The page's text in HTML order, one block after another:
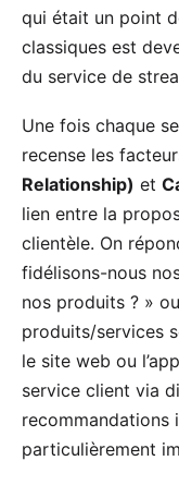
qui était un point
classiques est
du service de
Une fois chaque
recense les
Relationship) et
lien entre la
clientèle. On
fidélisons-nous
nos produits ? »
produits/services
le site web ou
service client via
recommandations
particulièrement